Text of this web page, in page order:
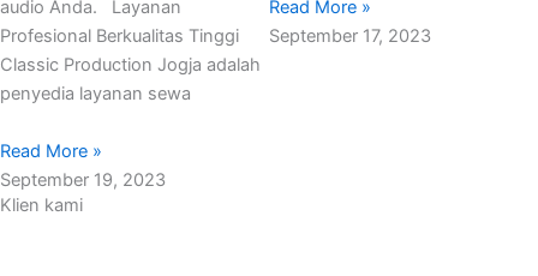
audio Anda. Layanan
Profesional Berkualitas Tinggi
Classic Production Jogja adalah
penyedia layanan sewa
Read More »
September 19, 2023
Read More »
September 17, 2023
Klien kami